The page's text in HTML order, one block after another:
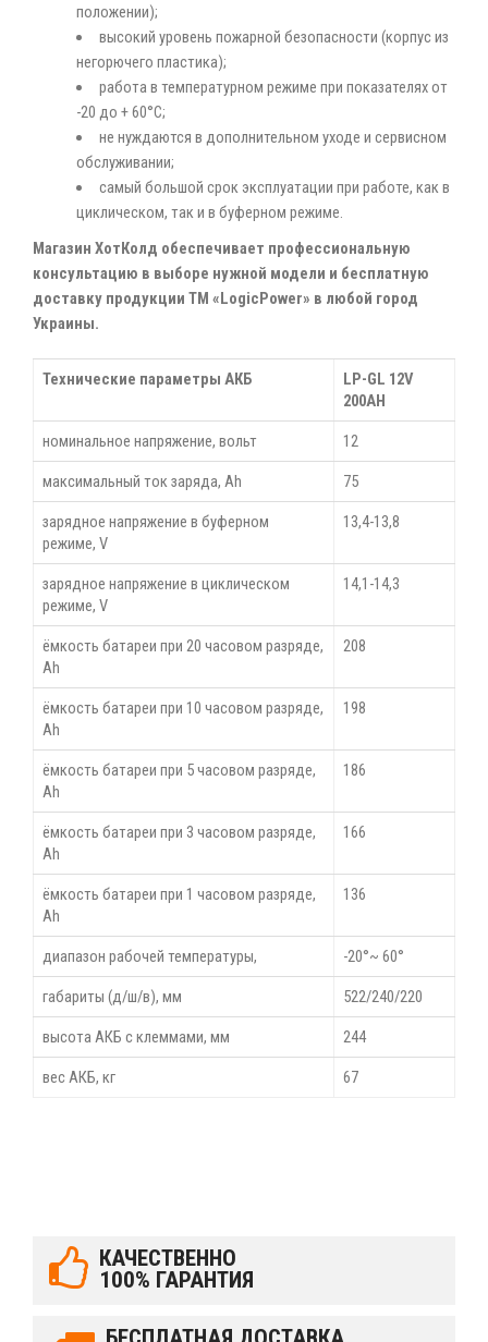
положении);
высокий уровень пожарной безопасности (корпус из
негорючего пластика);
работа в температурном режиме при показателях от
-20 до + 60°С;
не нуждаются в дополнительном уходе и сервисном
обслуживании;
самый большой срок эксплуатации при работе, как в
циклическом, так и в буферном режиме.
Магазин ХотКолд обеспечивает профессиональную
консультацию в выборе нужной модели и бесплатную
доставку продукции ТМ «LogicРower» в любой город
Украины.
Технические параметры АКБ
LP-GL 12V
200AH
номинальное напряжение, вольт 12
максимальный ток заряда, Ah 75
зарядное напряжение в буферном
режиме, V
13,4-13,8
зарядное напряжение в циклическом
режиме, V
14,1-14,3
ёмкость батареи при 20 часовом разряде,
Ah
208
ёмкость батареи при 10 часовом разряде,
Ah
198
ёмкость батареи при 5 часовом разряде,
Ah
186
ёмкость батареи при 3 часовом разряде,
Ah
166
ёмкость батареи при 1 часовом разряде,
Ah
136
диапазон рабочей температуры, -20°~ 60°
габариты (д/ш/в), мм 522/240/220
высота АКБ с клеммами, мм 244
вес АКБ, кг 67
КАЧЕСТВЕННО
100% ГАРАНТИЯ